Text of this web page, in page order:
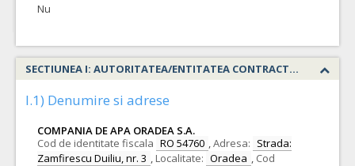
Nu
SECTIUNEA I: AUTORITATEA/ENTITATEA CONTRACTANTA
I.1) Denumire si adrese
COMPANIA DE APA ORADEA S.A.
Cod de identitate fiscala RO 54760 ,Adresa: Strada:
Zamfirescu Duiliu, nr. 3 , Localitate: Oradea , Cod